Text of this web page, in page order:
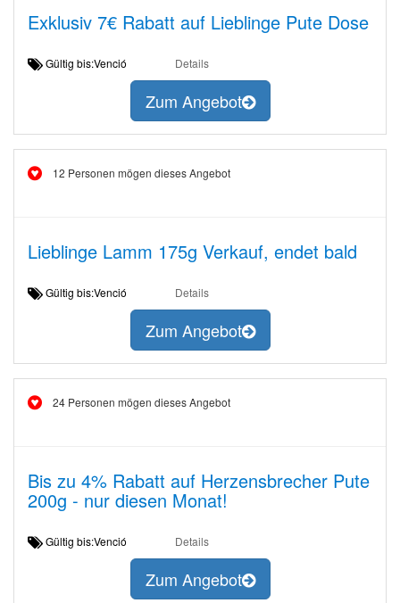
Exklusiv 7€ Rabatt auf Lieblinge Pute Dose
Gültig bis:Venció Details
Zum Angebot
12 Personen mögen dieses Angebot
Lieblinge Lamm 175g Verkauf, endet bald
Gültig bis:Venció Details
Zum Angebot
24 Personen mögen dieses Angebot
Bis zu 4% Rabatt auf Herzensbrecher Pute
200g - nur diesen Monat!
Gültig bis:Venció Details
Zum Angebot